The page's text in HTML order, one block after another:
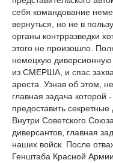
себя командование
вернуться, но не в
органы контрразведки
этого не произошло.
немецкую диверсионную
из СМЕРША, и спас
ареста. Узнав об этом,
главная задача которой
предоставить секретные
Внутри Советского
диверсантов, главная
наших войск. После
Генштаба Красной